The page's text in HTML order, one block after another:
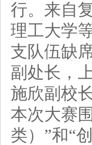
行。来自
理工大学
支队伍缺
副处长，
施欣副校
本次大赛
类）”和“